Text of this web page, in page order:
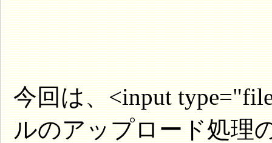
今回は、<input
ルのアップロード処理